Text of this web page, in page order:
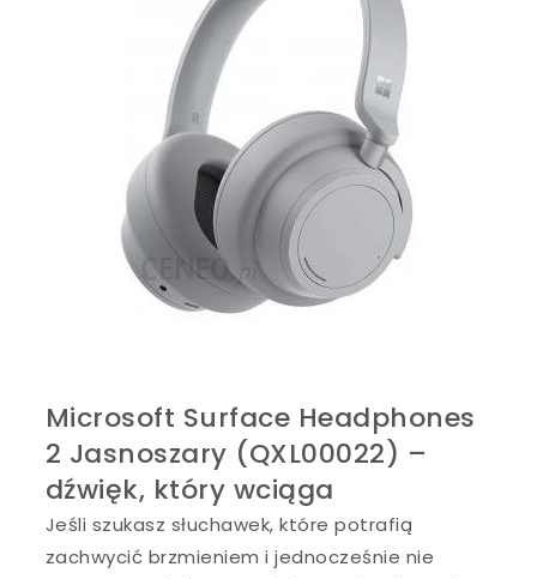
Microsoft Surface Headphones
2 Jasnoszary (QXL00022) –
dźwięk, który wciąga
Jeśli szukasz słuchawek, które potrafią
zachwycić brzmieniem i jednocześnie nie